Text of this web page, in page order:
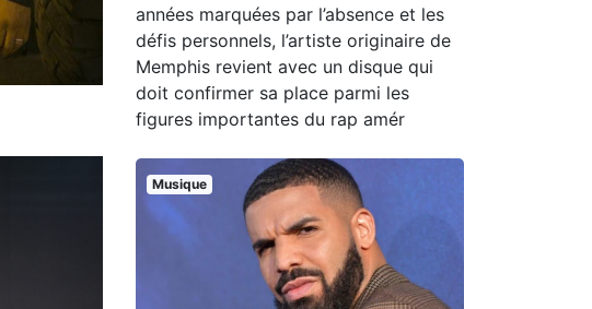
années marquées par l’absence et les
défis personnels, l’artiste originaire de
Memphis revient avec un disque qui
doit confirmer sa place parmi les
figures importantes du rap amér
Musique